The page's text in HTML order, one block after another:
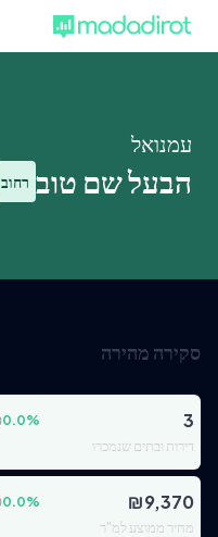
עמנואל
הבעל שם טוב רחוב
סקירה מהירה
3
0.0%
דירות ובתים שנמכרו
₪9,370
0.0%
מחיר ממוצע למ"ר